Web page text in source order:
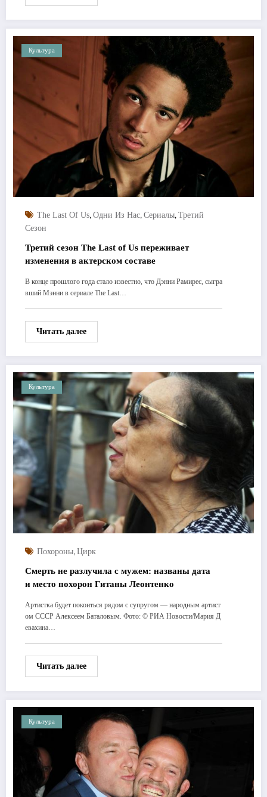
Культура
The Last Of Us, Одни Из Нас, Сериалы, Третий
Сезон
Третий сезон The Last of Us переживает
изменения в актерском составе
В конце прошлого года стало известно, что Дэнни Рамирес, сыгра
вший Мэнни в сериале The Last…
Читать далее
Культура
Похороны, Цирк
Смерть не разлучила с мужем: названы дата
и место похорон Гитаны Леонтенко
Артистка будет покоиться рядом с супругом — народным артист
ом СССР Алексеем Баталовым. Фото: © РИА Новости/Мария Д
евахина…
Читать далее
Культура